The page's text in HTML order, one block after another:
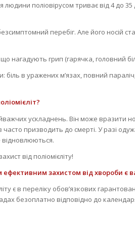
людини поліовірусом триває від 4 до 35
перебіг. Але його носій
нагадують грип (гарячка, головний
біль в уражених м’язах, повний
ускладнень. Він може вразити
призводить до смерті. У разі
відновлюються.
від поліомієліту!
ефективним захистом від хвороби є
є в переліку обов’язкових
безоплатно відповідно до